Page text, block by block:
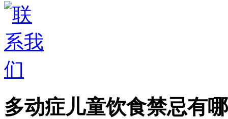
多动症儿童饮食禁忌有